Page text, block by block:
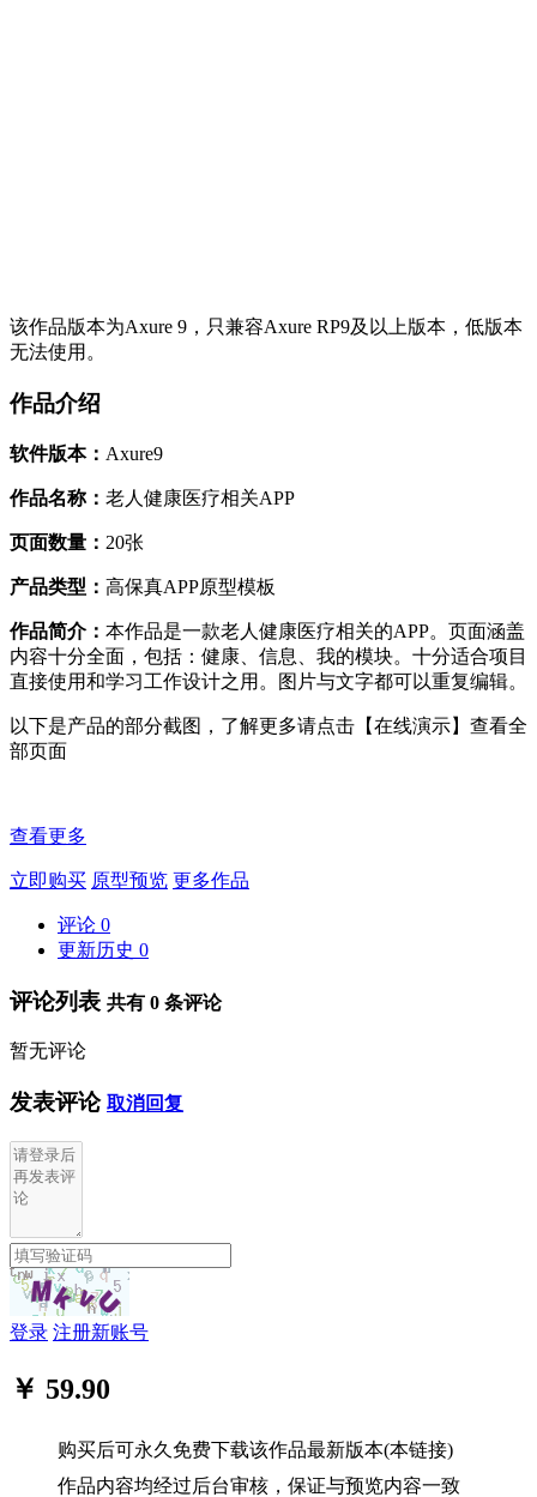
该作品版本为Axure 9，只兼容Axure RP9及以上版本，低版本
无法使用。
作品介绍
软件版本： Axure9
作品名称： 老人健康医疗相关APP
页面数量： 20张
产品类型： 高保真APP原型模板
作品简介： 本作品是一款老人健康医疗相关的APP。页面涵盖
内容十分全面，包括：健康、信息、我的模块。十分适合项目
直接使用和学习工作设计之用。图片与文字都可以重复编辑。
以下是产品的部分截图，了解更多请点击【在线演示】查看全
部页面
查看更多
立即购买 原型预览 更多作品
评论 0
更新历史 0
评论列表 共有 0 条评论
暂无评论
发表评论 取消回复
登录 注册新账号
￥ 59.90
购买后可永久免费下载该作品最新版本(本链接)
作品内容均经过后台审核，保证与预览内容一致